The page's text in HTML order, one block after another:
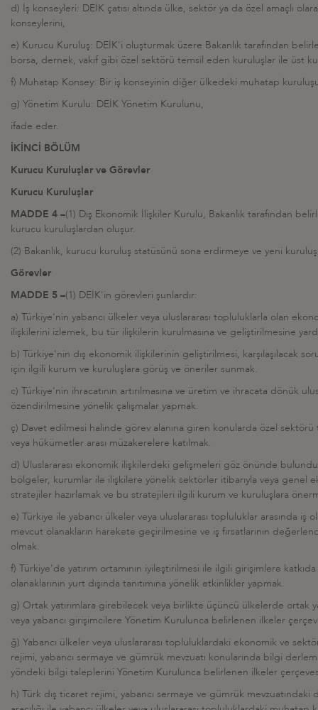
d) İş konseyleri: DEİK çatısı altında ülke, sektör ya da özel amaçlı
konseylerini,
e) Kurucu Kuruluş: DEİK'i oluşturmak üzere Bakanlık tarafından
borsa, dernek, vakıf gibi özel sektörü temsil eden kuruluşlar ile üst
f) Muhatap Konsey: Bir iş konseyinin diğer ülkedeki muhatap
g) Yönetim Kurulu: DEİK Yönetim Kurulunu,
ifade eder.
İKİNCİ BÖLÜM
Kurucu Kuruluşlar ve Görevler
Kurucu Kuruluşlar
MADDE 4 –(1) Dış Ekonomik İlişkiler Kurulu, Bakanlık tarafından
kurucu kuruluşlardan oluşur.
(2) Bakanlık, kurucu kuruluş statüsünü sona erdirmeye ve yeni
Görevler
MADDE 5 –(1) DEİK'in görevleri şunlardır:
a) Türkiye'nin yabancı ülkeler veya uluslararası topluluklarla olan
ilişkilerini izlemek, bu tür ilişkilerin kurulmasına ve geliştirilmesine
b) Türkiye'nin dış ekonomik ilişkilerinin geliştirilmesi, karşılaşılacak
için ilgili kurum ve kuruluşlara görüş ve öneriler sunmak.
c) Türkiye'nin ihracatının artırılmasına ve üretim ve ihracata dönük
özendirilmesine yönelik çalışmalar yapmak.
ç) Davet edilmesi halinde görev alanına giren konularda özel sektörü
veya hükümetler arası müzakerelere katılmak.
d) Uluslararası ekonomik ilişkilerdeki gelişmeleri göz önünde
bölgeler, kurumlar ile ilişkilere yönelik sektörler itibarıyla veya genel
stratejiler hazırlamak ve bu stratejileri ilgili kurum ve kuruluşlara
e) Türkiye ile yabancı ülkeler veya uluslararası topluluklar arasında iş
mevcut olanakların harekete geçirilmesine ve iş fırsatlarının
olmak.
f) Türkiye'de yatırım ortamının iyileştirilmesi ile ilgili girişimlere
olanaklarının yurt dışında tanıtımına yönelik etkinlikler yapmak.
g) Ortak yatırımlara girebilecek veya birlikte üçüncü ülkelerde ortak
veya yabancı girişimcilere Yönetim Kurulunca belirlenen ilkeler
ğ) Yabancı ülkeler veya uluslararası topluluklardaki ekonomik ve
rejimi, yabancı sermaye ve gümrük mevzuatı konularında bilgi
yöndeki bilgi taleplerini Yönetim Kurulunca belirlenen ilkeler
h) Türk dış ticaret rejimi, yabancı sermaye ve gümrük mevzuatındaki